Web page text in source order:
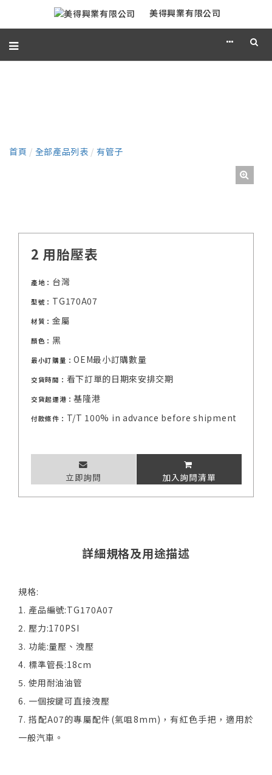
美得興業有限公司
首頁 / 全部產品列表 / 有管子
2 用胎壓表
產地： 台灣
型號： TG170A07
材質：金屬
顏色：黑
最小訂購量：OEM最小訂購數量
交貨時間： 看下訂單的日期來安排交期
交貨起運港：基隆港
付款條件： T/T 100% in advance before shipment
立即詢問 加入詢問清單
詳細規格及用途描述
規格:
1. 產品編號:TG170A07
2. 壓力:170PSI
3. 功能:量壓、洩壓
4. 標準管長:18cm
5. 使用耐油油管
6. 一個按鍵可直接洩壓
7. 搭配A07的專屬配件(氣咀8mm)，有紅色手把，適用於
一般汽車。